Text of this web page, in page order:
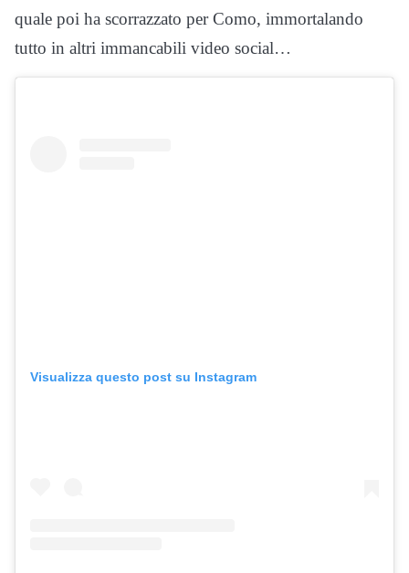
quale poi ha scorrazzato per Como, immortalando
tutto in altri immancabili video social…
Visualizza questo post su Instagram